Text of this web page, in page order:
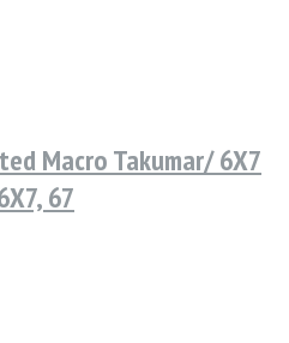
Macro Takumar/ 6X7
67